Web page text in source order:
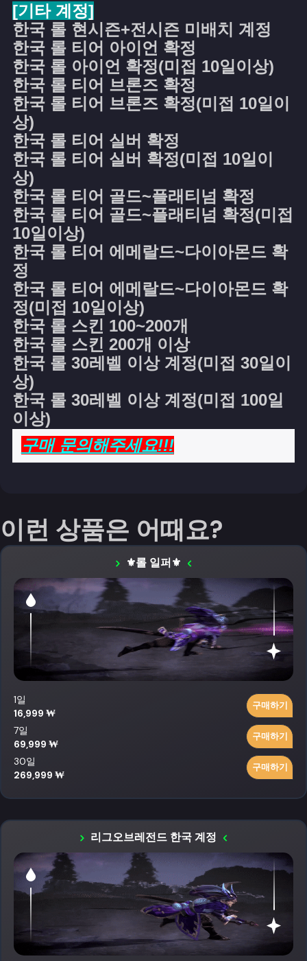
[기타 계정]
한국 롤 현시즌+전시즌 미배치 계정
한국 롤 티어 아이언 확정
한국 롤 아이언 확정(미접 10일이상)
한국 롤 티어 브론즈 확정
한국 롤 티어 브론즈 확정(미접 10일이
상)
한국 롤 티어 실버 확정
한국 롤 티어 실버 확정(미접 10일이
상)
한국 롤 티어 골드~플래티넘 확정
한국 롤 티어 골드~플래티넘 확정(미접
10일이상)
한국 롤 티어 에메랄드~다이아몬드 확
정
한국 롤 티어 에메랄드~다이아몬드 확
정(미접 10일이상)
한국 롤 스킨 100~200개
한국 롤 스킨 200개 이상
한국 롤 30레벨 이상 계정(미접 30일이
상)
한국 롤 30레벨 이상 계정(미접 100일
이상)
구매 문의해주세요!!!
이런 상품은 어때요?
⚜️롤 일퍼⚜️
1일
16,999 ₩
구매하기
7일
69,999 ₩
구매하기
30일
269,999 ₩
구매하기
리그오브레전드 한국 계정